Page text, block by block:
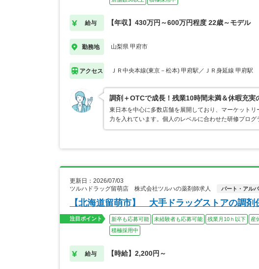
給与 【年収】430万円～600万円程度 22歳～モデル
勤務地 山梨県 甲府市
アクセス ＪＲ中央本線(東京－松本) 甲府駅／ＪＲ身延線 甲府駅
調剤＋OTCで成長！残業10時間未満＆休暇充実
東日本を中心に多数店舗を展開しており、マーケット
力を入れています。個人のレベルに合わせた研修プロ
更新日：2026/07/03
ツルハドラッグ留萌店 株式会社ツルハの薬剤師求人
パート・アル
【北海道留萌市】 大手ドラッグストアの調
注目ポイント 新卒も応募可能 未経験者も応募可能 残業月10ｈ以下 産
積極採用中
給与 【時給】2,200円～